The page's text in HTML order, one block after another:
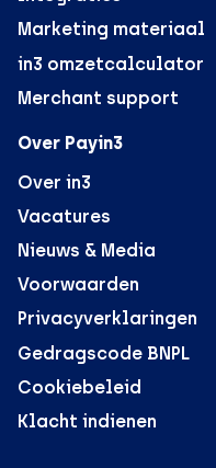
Marketing materiaal
in3 omzetcalculator
Merchant support
Over Payin3
Over in3
Vacatures
Nieuws & Media
Voorwaarden
Privacyverklaringen
Gedragscode BNPL
Cookiebeleid
Klacht indienen